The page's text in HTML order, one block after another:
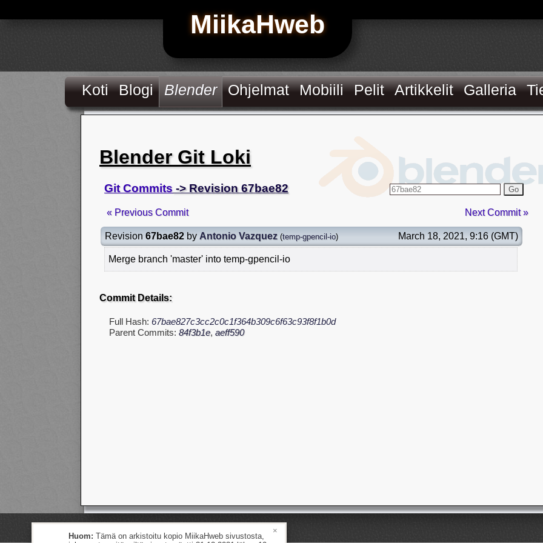
MiikaHweb
Koti Blogi Blender Ohjelmat Mobiili Pelit Artikkelit Galleria
Blender Git Loki
Git Commits -> Revision 67bae82 Go
« Previous Commit Next Commit »
Revision 67bae82 by Antonio Vazquez (temp-gpencil-io) March 18, 2021, 9:16 (GMT)
Merge branch 'master' into temp-gpencil-io
Commit Details:
Full Hash: 67bae827c3cc2c0c1f364b309c6f63c93f8f1b0d
Parent Commits: 84f3b1e, aeff590
Huom: Tämä on arkistoitu kopio MiikaHweb sivustosta,
×